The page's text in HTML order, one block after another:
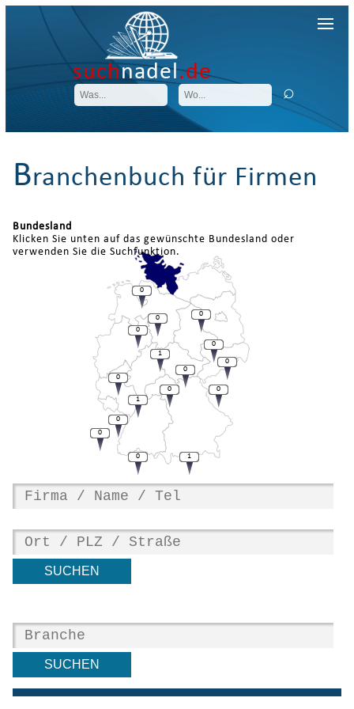
suchnadel.de
Branchenbuch für Firmen
Bundesland
Klicken Sie unten auf das gewünschte Bundesland oder
verwenden Sie die Suchfunktion.
0
0
0
0
0
0
0
0
0
1
0
1
0
0
0
1